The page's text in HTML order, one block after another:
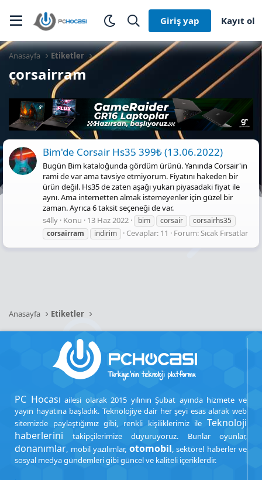
Giriş yap Kayıt ol
Anasayfa Etiketler
corsairram
Bim'de Corsair Hs35 399₺ (13.06.2022)
Bugün Bim kataloğunda gördüm ürünü. Yanında Corsair'in
rami de var ama tavsiye etmiyorum. Fiyatını hakeden bir
ürün değil. Hs35 de zaten aşağı yukarı piyasadaki fiyat ile
aynı. Ama internetten almak istemeyenler için güzel bir
zaman. Ayrıca 6 taksit seçeneği de var.
s4lly Konu 13 Haz 2022 bim corsair
corsairhs35
corsairram
indirim Cevaplar: 11 Forum:Sıcak Fırsatlar
Anasayfa Etiketler
PC Hocası ailesi olarak 2015 yılının Şubat ayında hizmete ve
yayın hayatına başladık. Teknolojiye dair her şeyi esas alarak web
sitemizde paylaştığımız gibi, renkli kişiliklerimiz ile Teknoloji
haberlerini takipçilerimize duyuruyoruz. Bunlar oyunlar,
donanımlar, mobil yazılımlar, otomobil, sektörel haberler ve
sosyal medya gündemleri gibi güncel ve kaliteli içeriklerdir.